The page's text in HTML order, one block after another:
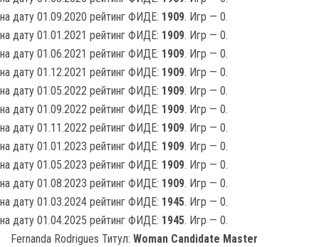
на дату 01.09.2020 рейтинг ФИДЕ: 1909. Игр — 0.
на дату 01.01.2021 рейтинг ФИДЕ: 1909. Игр — 0.
на дату 01.06.2021 рейтинг ФИДЕ: 1909. Игр — 0.
на дату 01.12.2021 рейтинг ФИДЕ: 1909. Игр — 0.
на дату 01.05.2022 рейтинг ФИДЕ: 1909. Игр — 0.
на дату 01.09.2022 рейтинг ФИДЕ: 1909. Игр — 0.
на дату 01.11.2022 рейтинг ФИДЕ: 1909. Игр — 0.
на дату 01.01.2023 рейтинг ФИДЕ: 1909. Игр — 0.
на дату 01.05.2023 рейтинг ФИДЕ: 1909. Игр — 0.
на дату 01.08.2023 рейтинг ФИДЕ: 1909. Игр — 0.
на дату 01.03.2024 рейтинг ФИДЕ: 1945. Игр — 0.
на дату 01.04.2025 рейтинг ФИДЕ: 1945. Игр — 0.
Fernanda Rodrigues Титул: Woman Candidate Master